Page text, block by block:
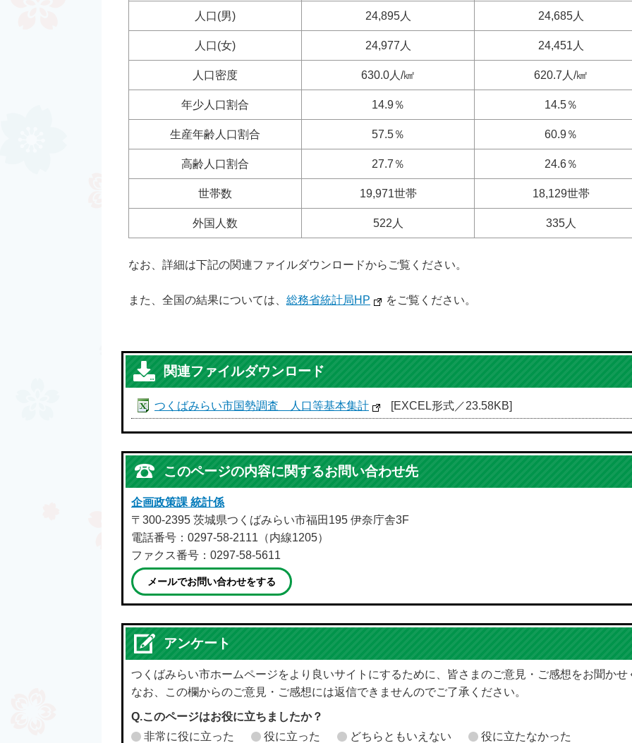
人口(男) 24,895人 24,685人
人口(女) 24,977人 24,451人
人口密度 630.0人/㎢ 620.7人/㎢
年少人口割合 14.9％ 14.5％
生産年齢人口割合 57.5％ 60.9％
高齢人口割合 27.7％ 24.6％
世帯数 19,971世帯 18,129世帯
外国人数 522人 335人
なお、詳細は下記の関連ファイルダウンロードからご覧ください。
また、全国の結果については、 総務省統計局HP をご覧ください。
関連ファイルダウンロード
つくばみらい市国勢調査 人口等基本集計 [EXCEL形式／23.58KB]
このページの内容に関するお問い合わせ先
企画政策課 統計係
〒300-2395 茨城県つくばみらい市福田195 伊奈庁舎3F
電話番号：0297-58-2111（内線1205）
ファクス番号：0297-58-5611
メールでお問い合わせをする
アンケート
つくばみらい市ホームページをより良いサイトにするために、皆さまのご意見・ご感想をお聞かせ
なお、この欄からのご意見・ご感想には返信できませんのでご了承ください。
Q.このページはお役に立ちましたか？
非常に役に立った
役に立った どちらともいえない 役に立たなかった